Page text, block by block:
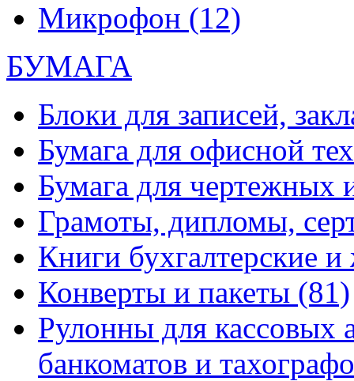
Микрофон (12)
БУМАГА
Блоки для записей,
Бумага для офисной
Бумага для чертежных
Грамоты, дипломы,
Книги бухгалтерские
Конверты и пакеты (81)
Рулонны для кассовых
банкоматов и